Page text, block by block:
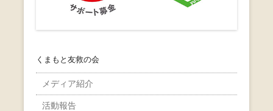
くまもと友救の会
メディア紹介
活動報告